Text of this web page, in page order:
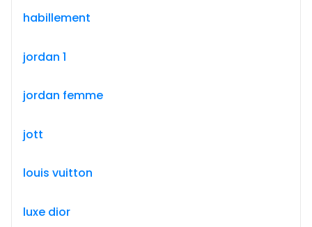
habillement
jordan 1
jordan femme
jott
louis vuitton
luxe dior